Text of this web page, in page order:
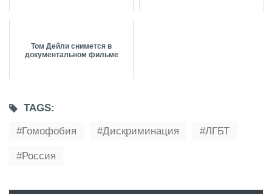
Том Дейли снимется в
документальном фильме
TAGS:
Гомофобия
Дискриминация ЛГБТ
Россия